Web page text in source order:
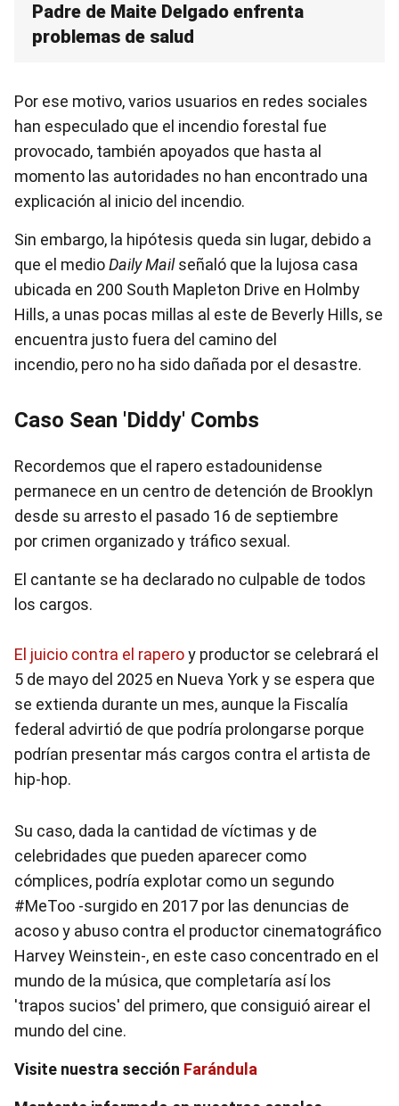
Padre de Maite Delgado enfrenta
problemas de salud
Por ese motivo, varios usuarios en redes sociales
han especulado que el incendio forestal fue
provocado, también apoyados que hasta al
momento las autoridades no han encontrado una
explicación al inicio del incendio.
Sin embargo, la hipótesis queda sin lugar, debido a
que el medioDaily Mailseñaló que la lujosa casa
ubicada en 200 South Mapleton Drive en Holmby
Hills, a unas pocas millas al este de Beverly Hills, se
encuentra justo fuera del camino del
incendio, pero no ha sido dañada por el desastre.
Caso Sean 'Diddy' Combs
Recordemos que el rapero estadounidense
permanece en un centro de detención de Brooklyn
desde su arresto el pasado 16 de septiembre
por crimen organizado y tráfico sexual.
El cantante se ha declarado no culpable de todos
los cargos.
El juicio contra el raperoy productor se celebrará el
5 de mayo del 2025 en Nueva York y se espera que
se extienda durante un mes, aunque la Fiscalía
federal advirtió de que podría prolongarse porque
podrían presentar más cargos contra el artista de
hip-hop.
Su caso, dada la cantidad de víctimas y de
celebridades que pueden aparecer como
cómplices, podría explotar como un segundo
#MeToo -surgido en 2017 por las denuncias de
acoso y abuso contra el productor cinematográfico
Harvey Weinstein-, en este caso concentrado en el
mundo de la música, que completaría así los
'trapos sucios' del primero, que consiguió airear el
mundo del cine.
Visite nuestra sección Farándula